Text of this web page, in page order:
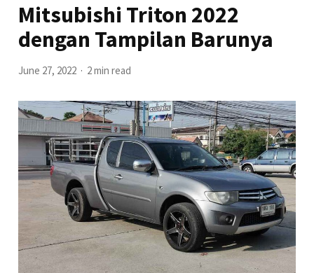
Mitsubishi Triton 2022
dengan Tampilan Barunya
June 27, 2022 2 min read